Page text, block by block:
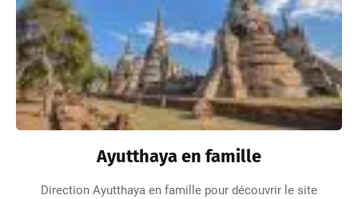
Ayutthaya en famille
Direction Ayutthaya en famille pour découvrir le site